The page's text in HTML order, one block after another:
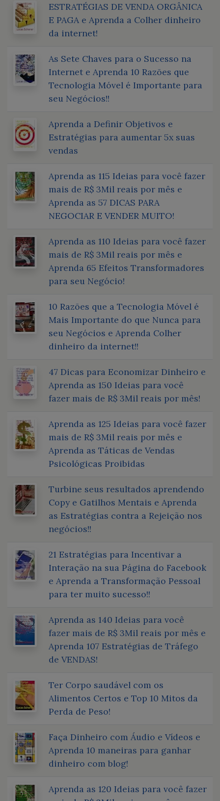
ESTRATÉGIAS DE VENDA ORGÂNICA
E PAGA e Aprenda a Colher dinheiro
da internet!
As Sete Chaves para o Sucesso na
Internet e Aprenda 10 Razões que
Tecnologia Móvel é Importante para
seu Negócios!!
Aprenda a Definir Objetivos e
Estratégias para aumentar 5x suas
vendas
Aprenda as 115 Ideias para você fazer
mais de R$ 3Mil reais por mês e
Aprenda as 57 DICAS PARA
NEGOCIAR E VENDER MUITO!
Aprenda as 110 Ideias para você fazer
mais de R$ 3Mil reais por mês e
Aprenda 65 Efeitos Transformadores
para seu Negócio!
10 Razões que a Tecnologia Móvel é
Mais Importante do que Nunca para
seu Negócios e Aprenda Colher
dinheiro da internet!!
47 Dicas para Economizar Dinheiro e
Aprenda as 150 Ideias para você
fazer mais de R$ 3Mil reais por mês!
Aprenda as 125 Ideias para você fazer
mais de R$ 3Mil reais por mês e
Aprenda as Táticas de Vendas
Psicológicas Proibidas
Turbine seus resultados aprendendo
Copy e Gatilhos Mentais e Aprenda
as Estratégias contra a Rejeição nos
negócios!!
21 Estratégias para Incentivar a
Interação na sua Página do Facebook
e Aprenda a Transformação Pessoal
para ter muito sucesso!!
Aprenda as 140 Ideias para você
fazer mais de R$ 3Mil reais por mês e
Aprenda 107 Estratégias de Tráfego
de VENDAS!
Ter Corpo saudável com os
Alimentos Certos e Top 10 Mitos da
Perda de Peso!
Faça Dinheiro com Áudio e Vídeos e
Aprenda 10 maneiras para ganhar
dinheiro com blog!
Aprenda as 120 Ideias para você fazer